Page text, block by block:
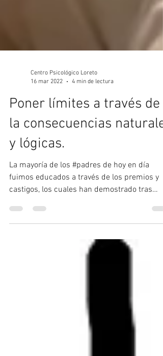
16 mar 2022
4 min de lectura
Poner límites a través de
la consecuencias naturales
y lógicas.
La mayoría de los #padres de hoy en día
castigos, los cuales han demostrado tras
numerosos...